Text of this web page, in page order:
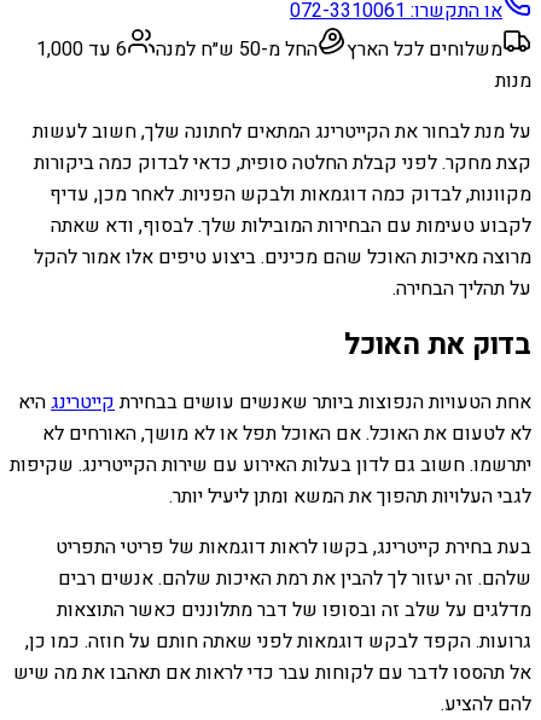
או התקשרו:072-3310061
משלוחים לכל הארץ
החל מ-50 ש״ח למנה
6 עד 1,000
מנות
על מנת לבחור את הקייטרינג המתאים לחתונה שלך, חשוב לעשות
קצת מחקר. לפני קבלת החלטה סופית, כדאי לבדוק כמה ביקורות
מקוונות, לבדוק כמה דוגמאות ולבקש הפניות. לאחר מכן, עדיף
לקבוע טעימות עם הבחירות המובילות שלך. לבסוף, ודא שאתה
מרוצה מאיכות האוכל שהם מכינים. ביצוע טיפים אלו אמור להקל
על תהליך הבחירה.
בדוק את האוכל
אחת הטעויות הנפוצות ביותר שאנשים עושים בבחירתקייטרינגהיא
לא לטעום את האוכל. אם האוכל תפל או לא מושך, האורחים לא
יתרשמו. חשוב גם לדון בעלות האירוע עם שירות הקייטרינג. שקיפות
לגבי העלויות תהפוך את המשא ומתן ליעיל יותר.
בעת בחירת קייטרינג, בקשו לראות דוגמאות של פריטי התפריט
שלהם. זה יעזור לך להבין את רמת האיכות שלהם. אנשים רבים
מדלגים על שלב זה ובסופו של דבר מתלוננים כאשר התוצאות
גרועות. הקפד לבקש דוגמאות לפני שאתה חותם על חוזה. כמו כן,
אל תהססו לדבר עם לקוחות עבר כדי לראות אם תאהבו את מה שיש
להם להציע.